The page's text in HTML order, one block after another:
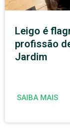
Leigo é
profissão
Jardim
SAIBA MAIS